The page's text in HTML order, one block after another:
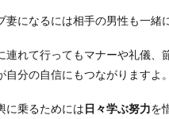
妻になるには相手の男性も一緒
連れて行ってもマナーや礼儀、
自分の自信にもつながりますよ。
に乗るためには 日々学ぶ努力を